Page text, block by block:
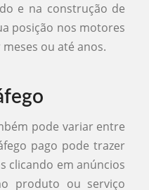
e na construção de
posição nos motores
ou até anos.
pode variar entre
pago pode trazer
clicando em anúncios
produto ou serviço